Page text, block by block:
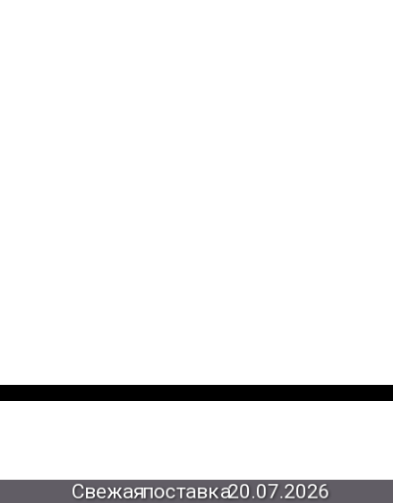
Свежая поставка 20.07.2026